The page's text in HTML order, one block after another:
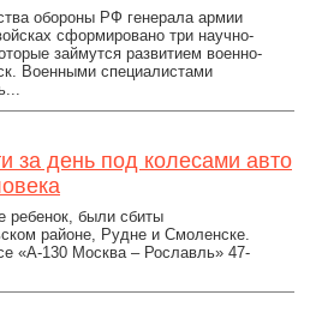
обороны РФ генерала армии
сформировано три научно-
займутся развитием военно-
Военными специалистами
за день под колесами авто
ребенок, были сбиты
районе, Рудне и Смоленске.
«А-130 Москва – Рославль» 47-